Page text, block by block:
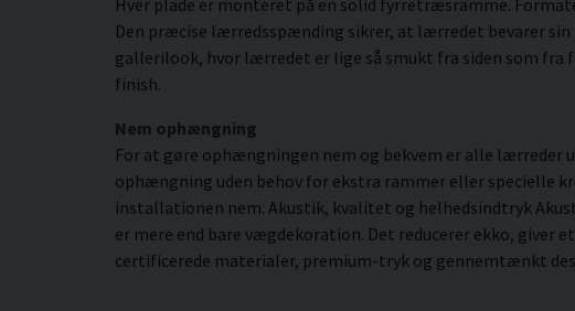
Den præcise lærredsspænding sikrer, at lærredet bevarer
gallerilook, hvor lærredet er lige så smukt fra siden som
finish.
Nem ophængning
For at gøre ophængningen nem og bekvem er alle
ophængning uden behov for ekstra rammer eller specielle
installationen nem. Akustik, kvalitet og helhedsindtryk
er mere end bare vægdekoration. Det reducerer ekko,
certificerede materialer, premium-tryk og gennemtænkt